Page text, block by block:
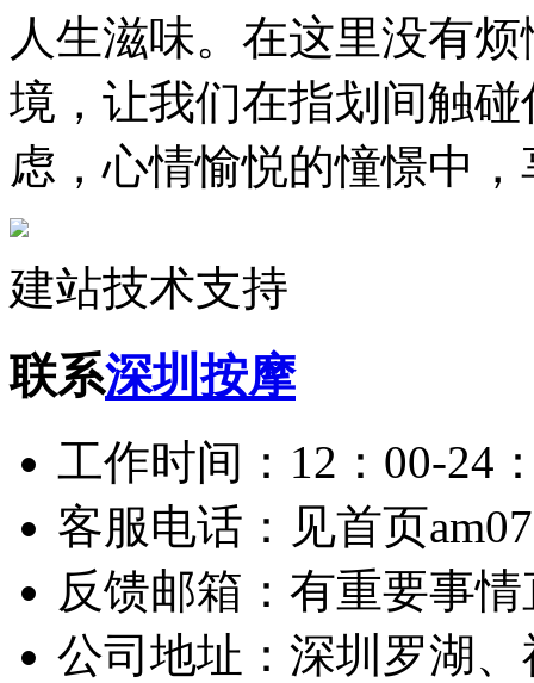
人生滋味。在这里没有
境，让我们在指划间触
虑，心情愉悦的憧憬中
建站技术支持
联系深圳按摩
工作时间：12：00-24
客服电话：见首页
反馈邮箱：有重要事
公司地址：深圳罗湖